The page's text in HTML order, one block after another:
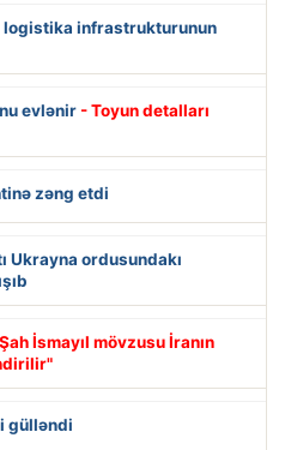
logistika infrastrukturunun
evlənir - Toyun detalları
zəng etdi
Ukrayna ordusundakı
İsmayıl mövzusu İranın
gülləndi